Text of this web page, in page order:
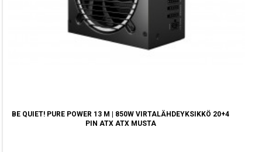
BE QUIET! PURE POWER 13 M | 850W VIRTALÄHDEYKSIKKÖ 20+4
PIN ATX ATX MUSTA